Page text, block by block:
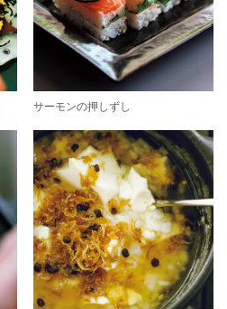
サーモンの押しずし